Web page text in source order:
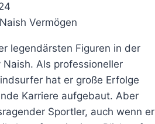
legendärsten Figuren in der
Als professioneller
hat er große Erfolge
Karriere aufgebaut. Aber
Sportler, auch wenn er